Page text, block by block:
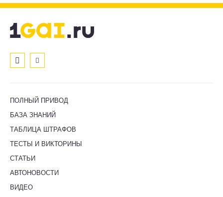
ПОЛНЫЙ ПРИВОД
БАЗА ЗНАНИЙ
ТАБЛИЦА ШТРАФОВ
ТЕСТЫ И ВИКТОРИНЫ
СТАТЬИ
АВТОНОВОСТИ
ВИДЕО